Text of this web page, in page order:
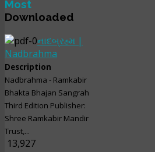
Most
Downloaded
નાદબ્રહ્મ |
Nadbrahma
Description
Nadbrahma - Ramkabir
Bhakta Bhajan Sangrah
Third Edition Publisher:
Shree Ramkabir Mandir
Trust,...
13,927